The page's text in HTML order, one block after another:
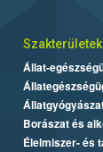
Szakterületek
Állat-
Borászat és
Élelmiszer- és